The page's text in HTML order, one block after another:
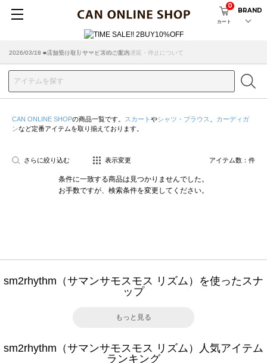
カート
0
BRAND
2026/07/29 ■【お知らせ】ヤマト運輸の配送遅延・停止について
2026/03/18 ■店舗受け取りサービスのご案内
CAN ONLINE SHOPの商品一覧です。 スカート やシャツ・ブラウス
カーディガ
ンなど定番アイテムを取り揃えております。
さらに絞り込む 表示変更 アイテム数： 件
条件に一致する商品は見つかりませんでした。
お手数ですが、検索条件を変更してください。
sm2rhythm（サマンサモスモス リズム）を使ったスナ
ップ
もっと見る
sm2rhythm（サマンサモスモス リズム）人気アイテム
ランキング